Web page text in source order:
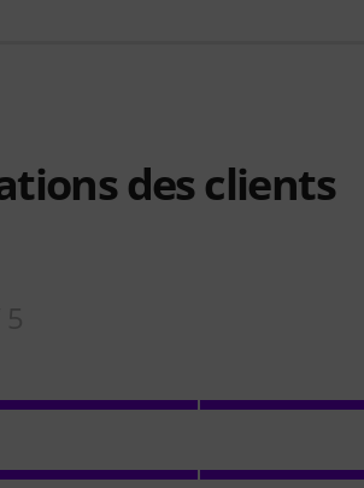
des clients